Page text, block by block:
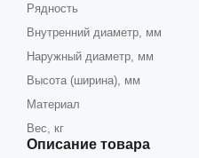
Рядность
Внутренний диаметр, мм
Наружный диаметр, мм
Высота (ширина), мм
Материал
Вес, кг
Описание товара